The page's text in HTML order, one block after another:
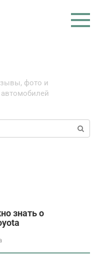
фото и
автомобилей
знать о